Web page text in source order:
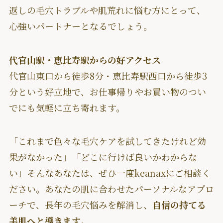
返しの毛穴トラブルや肌荒れに悩む方にとって、
心強いパートナーとなるでしょう。
代官山駅・恵比寿駅からの好アクセス
代官山東口から徒歩8分・恵比寿駅西口から徒歩3
分という好立地で、お仕事帰りやお買い物のつい
でにも気軽に立ち寄れます。
「これまで色々な毛穴ケアを試してきたけれど効
果がなかった」「どこに行けば良いかわからな
い」そんなあなたは、ぜひ一度keanaxにご相談く
ださい。あなたの肌に合わせたパーソナルなアプロ
ーチで、長年の毛穴悩みを解消し、
自信の持てる